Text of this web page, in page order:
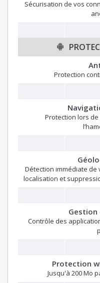
Sécurisation de vos
Protection
Protection lors
Détection immédiate de
localisation et
Gestion
Contrôle des
Protection
Jusqu'à 200 Mo